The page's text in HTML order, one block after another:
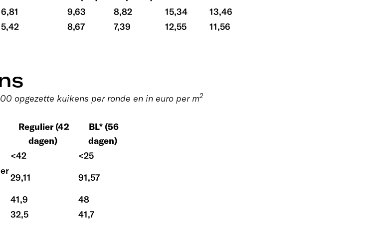
6,81 9,63 8,82 15,34
13,46
5,42 8,67 7,39 12,55 11,56
opgezette kuikens per ronde en in euro per m2
Regulier (42
dagen)
BL* (56
dagen)
<42
<25
29,11
91,57
41,9
48
32,5 41,7